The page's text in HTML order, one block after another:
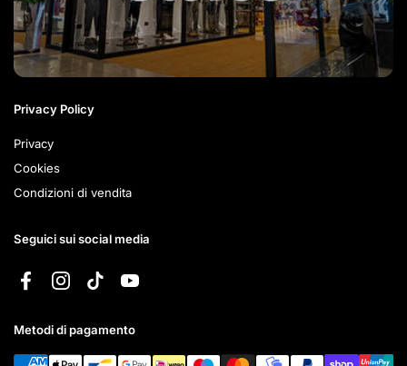
Privacy Policy
Privacy
Cookies
Condizioni di vendita
Seguici sui social media
FacebookInstagramTikTokYouTube
Metodi di pagamento